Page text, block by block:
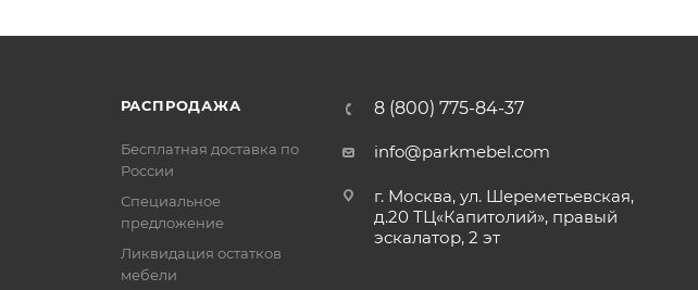
РАСПРОДАЖА
Бесплатная доставка по
России
Специальное
предложение
Ликвидация остатков
мебели
8 (800) 775-84-37
info@parkmebel.com
г. Москва, ул. Шереметьевская,
д.20 ТЦ«Капитолий», правый
эскалатор, 2 эт